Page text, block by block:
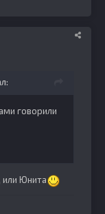
говорили
Юнита